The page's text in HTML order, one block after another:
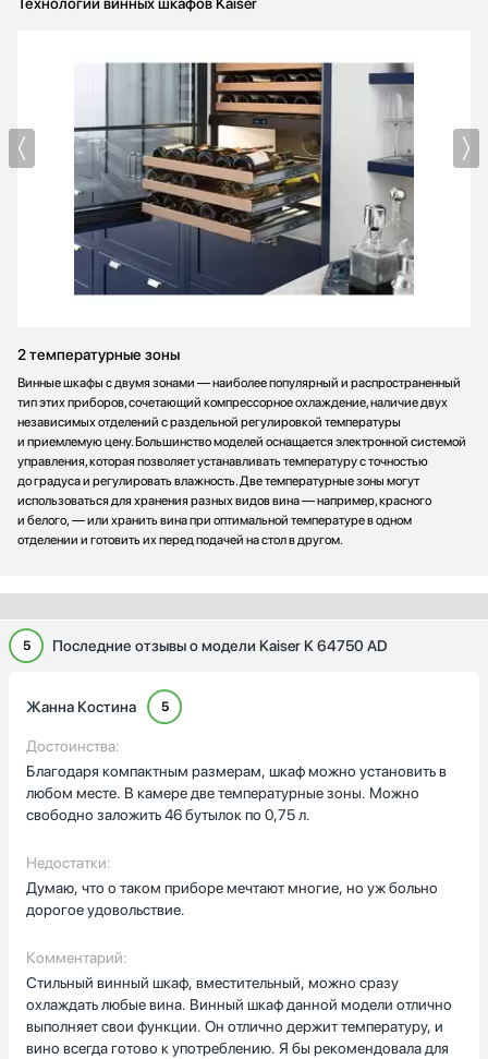
2 температурные зоны
Винные шкафы с двумя зонами — наиболее популярный и распространенный
тип этих приборов, сочетающий компрессорное охлаждение, наличие двух
независимых отделений с раздельной регулировкой температуры
и приемлемую цену. Большинство моделей оснащается электронной системой
управления, которая позволяет устанавливать температуру с точностью
до градуса и регулировать влажность. Две температурные зоны могут
использоваться для хранения разных видов вина — например, красного
и белого, — или хранить вина при оптимальной температуре в одном
отделении и готовить их перед подачей на стол в другом.
5 Последние отзывы о модели Kaiser K 64750 AD
Жанна Костина 5
Достоинства:
Благодаря компактным размерам, шкаф можно установить в
любом месте. В камере две температурные зоны. Можно
свободно заложить 46 бутылок по 0,75 л.
Недостатки:
Думаю, что о таком приборе мечтают многие, но уж больно
дорогое удовольствие.
Комментарий:
Стильный винный шкаф, вместительный, можно сразу
охлаждать любые вина. Винный шкаф данной модели отлично
выполняет свои функции. Он отлично держит температуру, и
вино всегда готово к употреблению. Я бы рекомендовала для